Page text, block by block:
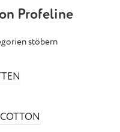
Profeline
stöbern